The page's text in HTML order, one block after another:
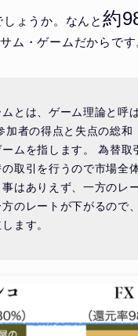
ょうか。なんと 約
ム・ゲームだからです
とは、ゲーム理論と呼
加者の得点と失点の総和
ムを指します。 為替取
の取引を行うので市場全
事はありえず、一方のレ
のレートが下がるので
ます。